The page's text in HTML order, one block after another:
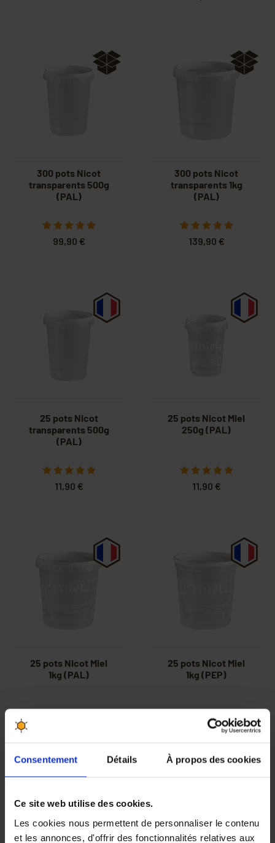
Consentement Détails À propos des cookies
Ce site web utilise des cookies.
Les cookies nous permettent de personnaliser le contenu
et les annonces, d'offrir des fonctionnalités relatives aux
300 pots Nicot
transparents 500g
(PAL)
99,90 €
300 pots Nicot
transparents 1kg
(PAL)
139,90 €
25 pots Nicot
transparents 500g
(PAL)
11,90 €
25 pots Nicot Miel
250g (PAL)
11,90 €
25 pots Nicot Miel
1kg (PAL)
25 pots Nicot Miel
1kg (PEP)
14,90 €